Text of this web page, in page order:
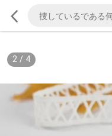
2/ 4